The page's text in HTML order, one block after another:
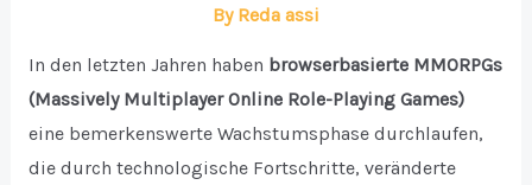
By Reda assi
In den letzten Jahren haben browserbasierte MMORPGs
(Massively Multiplayer Online Role-Playing Games)
eine bemerkenswerte Wachstumsphase durchlaufen,
die durch technologische Fortschritte, veränderte